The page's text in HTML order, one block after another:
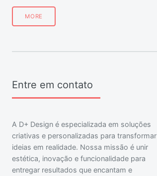
MORE
Entre em contato
A D+ Design é especializada em soluções
criativas e personalizadas para transformar
ideias em realidade. Nossa missão é unir
estética, inovação e funcionalidade para
entregar resultados que encantam e